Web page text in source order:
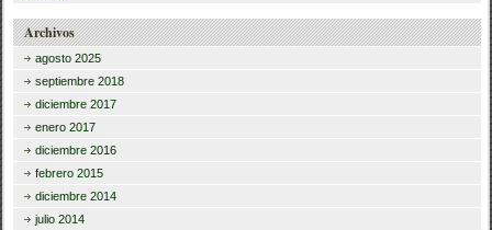
Archivos
agosto 2025
septiembre 2018
diciembre 2017
enero 2017
diciembre 2016
febrero 2015
diciembre 2014
julio 2014